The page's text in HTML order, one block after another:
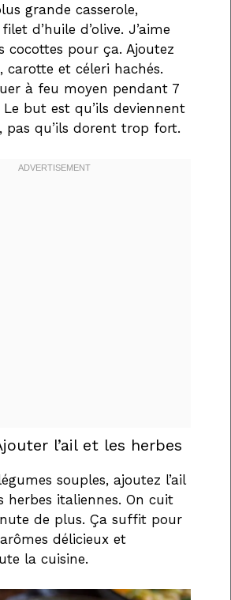
grande casserole,
d’huile d’olive. J’aime
cocottes pour ça. Ajoutez
carotte et céleri hachés.
à feu moyen pendant 7
but est qu’ils deviennent
pas qu’ils dorent trop fort.
l’ail et les herbes
souples, ajoutez l’ail
herbes italiennes. On cuit
de plus. Ça suffit pour
délicieux et
la cuisine.